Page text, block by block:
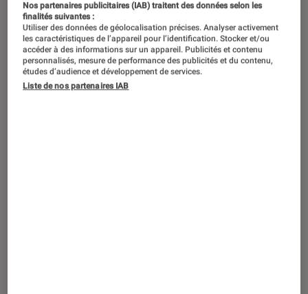
Nos partenaires publicitaires (IAB) traitent des données selon les
finalités suivantes :
Utiliser des données de géolocalisation précises. Analyser activement
les caractéristiques de l’appareil pour l’identification. Stocker et/ou
accéder à des informations sur un appareil. Publicités et contenu
personnalisés, mesure de performance des publicités et du contenu,
études d’audience et développement de services.
Liste de nos partenaires IAB